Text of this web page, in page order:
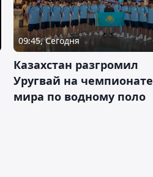
09:45, Сегодня
Казахстан разгромил
Уругвай на чемпионате
мира по водному поло